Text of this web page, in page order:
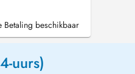
umfassende
im Bereich der
die sowohl
beschikbaar
uurs)